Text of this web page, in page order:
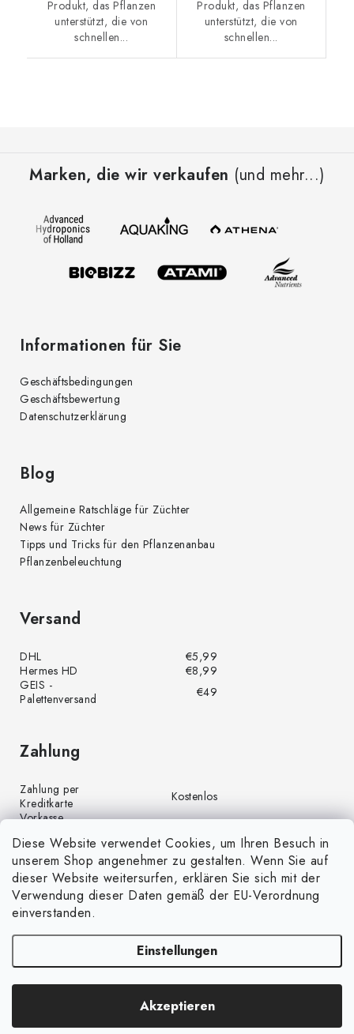
Diese Website verwendet Cookies, um Ihren Besuch in
unserem Shop angenehmer zu gestalten. Wenn Sie auf
dieser Website weitersurfen, erklären Sie sich mit der
Verwendung dieser Daten gemäß der EU-Verordnung
einverstanden.
Einstellungen
Akzeptieren
Produkt, das Pflanzen
unterstützt, die von
schnellen...
Produkt, das Pflanzen
unterstützt, die von
schnellen...
Marken, die wir verkaufen (und mehr...)
Informationen für Sie
Geschäftsbedingungen
Geschäftsbewertung
Datenschutzerklärung
Blog
Allgemeine Ratschläge für Züchter
News für Züchter
Tipps und Tricks für den Pflanzenanbau
Pflanzenbeleuchtung
Versand
DHL
€5,99
Hermes HD
€8,99
GEIS -
Palettenversand
€49
Zahlung
Zahlung per
Kreditkarte
Kostenlos
Vorkasse
Zahlung per PayPal
Kostenlos
Nachnahme
€4,00
Copyright 2026GrünGarten.de. Alle Rechte vorbehalten.Cookie-
Einstellungen ändern